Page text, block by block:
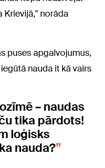
Krievijā," norāda
puses apgalvojumus,
nauda it kā vairs
– naudas
tika pārdots!
loģisks
nauda?